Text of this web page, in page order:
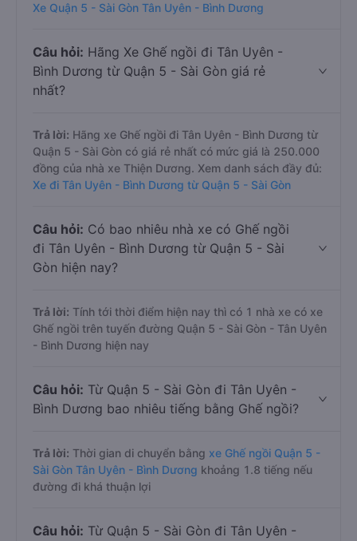
Xe Quận 5 - Sài Gòn Tân Uyên - Bình Dương
Câu hỏi: Hãng Xe Ghế ngồi đi Tân Uyên -
Bình Dương từ Quận 5 - Sài Gòn giá rẻ
nhất?
Trả lời: Hãng xe Ghế ngồi đi Tân Uyên - Bình Dương từ
Quận 5 - Sài Gòn có giá rẻ nhất có mức giá là 250.000
đồng của nhà xe Thiện Dương. Xem danh sách đầy đủ:
Xe đi Tân Uyên - Bình Dương từ Quận 5 - Sài Gòn
Câu hỏi: Có bao nhiêu nhà xe có Ghế ngồi
đi Tân Uyên - Bình Dương từ Quận 5 - Sài
Gòn hiện nay?
Trả lời: Tính tới thời điểm hiện nay thì có 1 nhà xe có xe
Ghế ngồi trên tuyến đường Quận 5 - Sài Gòn - Tân Uyên
- Bình Dương hiện nay
Câu hỏi: Từ Quận 5 - Sài Gòn đi Tân Uyên -
Bình Dương bao nhiêu tiếng bằng Ghế ngồi?
Trả lời: Thời gian di chuyển bằng xe Ghế ngồi Quận 5 -
Sài Gòn Tân Uyên - Bình Dương khoảng 1.8 tiếng nếu
đường đi khá thuận lợi
Câu hỏi: Từ Quận 5 - Sài Gòn đi Tân Uyên -